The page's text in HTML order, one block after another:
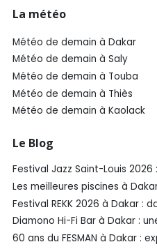
La météo
Météo de demain à Dakar
Météo de demain à Saly
Météo de demain à Touba
Météo de demain à Thiès
Météo de demain à Kaolack
Le Blog
Festival Jazz Saint-Louis
Les meilleures piscines à
SénéGuide
Festival REKK 2026 à Dakar :
Diamono Hi-Fi Bar à Dakar :
aux Spirited Awards®️ 2026
60 ans du FESMAN à Dakar :